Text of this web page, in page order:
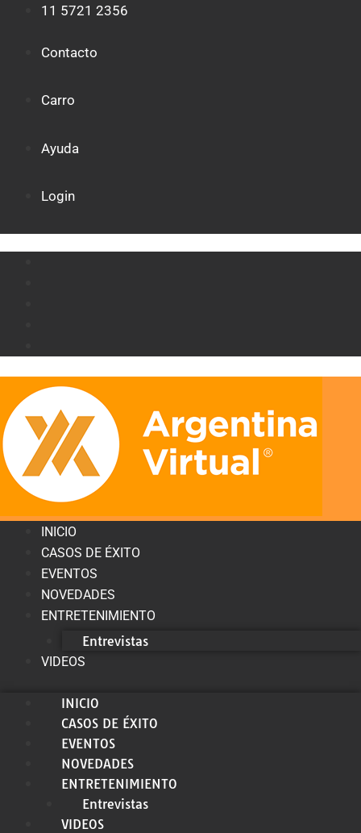
contenido
11 5721 2356
Contacto
Carro
Ayuda
Login
INICIO
CASOS DE ÉXITO
EVENTOS
NOVEDADES
ENTRETENIMIENTO
Entrevistas
VIDEOS
INICIO
CASOS DE ÉXITO
EVENTOS
NOVEDADES
ENTRETENIMIENTO
Entrevistas
VIDEOS